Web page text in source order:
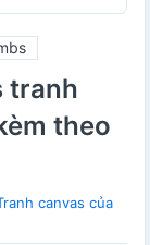
tranh
theo
canvas của